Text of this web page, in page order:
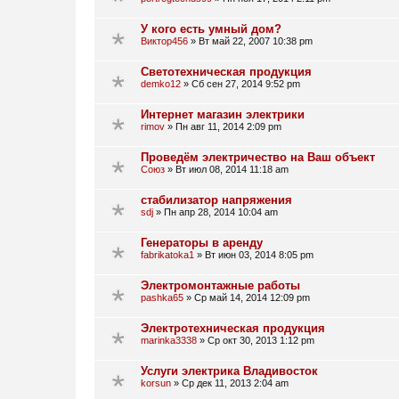
У кого есть умный дом?
Виктор456 » Вт май 22, 2007 10:38 pm
Cветотехническая продукция
demko12 » Сб сен 27, 2014 9:52 pm
Интернет магазин электрики
rimov » Пн авг 11, 2014 2:09 pm
Проведём электричество на Ваш объект
Союз » Вт июл 08, 2014 11:18 am
стабилизатор напряжения
sdj » Пн апр 28, 2014 10:04 am
Генераторы в аренду
fabrikatoka1 » Вт июн 03, 2014 8:05 pm
Электромонтажные работы
pashka65 » Ср май 14, 2014 12:09 pm
Электротехническая продукция
marinka3338 » Ср окт 30, 2013 1:12 pm
Услуги электрика Владивосток
korsun » Ср дек 11, 2013 2:04 am